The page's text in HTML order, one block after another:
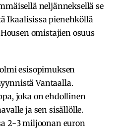
neljänneksellä se
Ikaalisissa pienehköllä
omistajien osuus
esisopimuksen
Vantaalla.
joka on ehdollinen
ja sen sisällölle.
2-3 miljoonan euron